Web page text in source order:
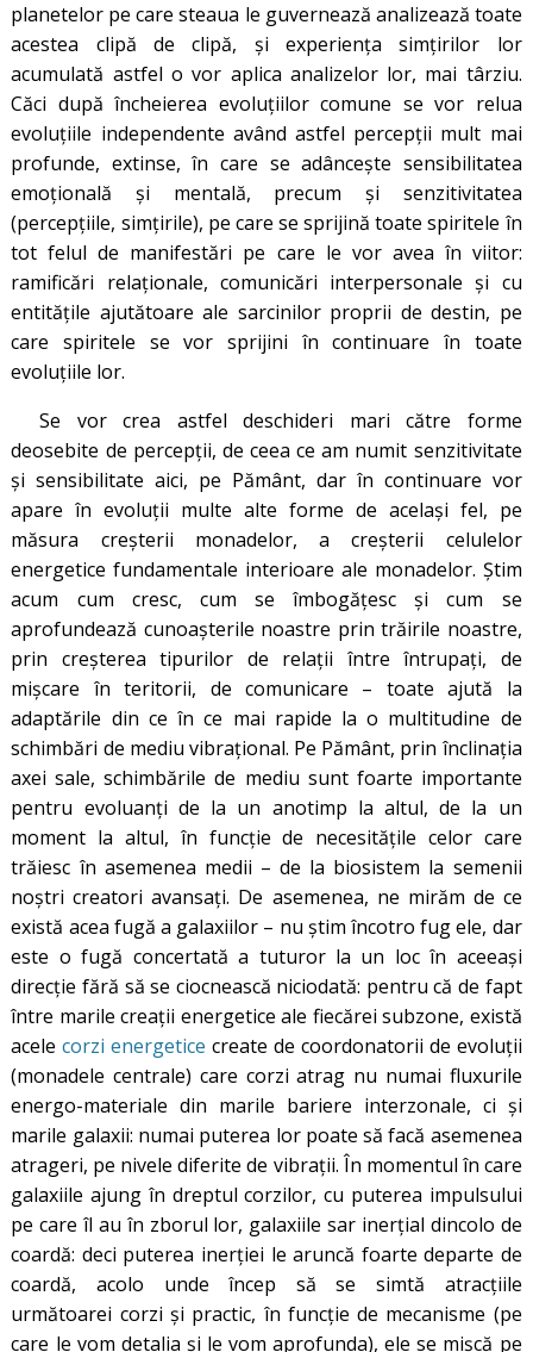
planetelor pe care steaua le guvernează analizează toate
acestea clipă de clipă, și experiența simțirilor lor
acumulată astfel o vor aplica analizelor lor, mai târziu.
Căci după încheierea evoluțiilor comune se vor relua
evoluțiile independente având astfel percepții mult mai
profunde, extinse, în care se adâncește sensibilitatea
emoțională și mentală, precum și senzitivitatea
(percepțiile, simțirile), pe care se sprijină toate spiritele în
tot felul de manifestări pe care le vor avea în viitor:
ramificări relaționale, comunicări interpersonale și cu
entitățile ajutătoare ale sarcinilor proprii de destin, pe
care spiritele se vor sprijini în continuare în toate
evoluțiile lor.
Se vor crea astfel deschideri mari către forme
deosebite de percepții, de ceea ce am numit senzitivitate
și sensibilitate aici, pe Pământ, dar în continuare vor
apare în evoluții multe alte forme de același fel, pe
măsura creșterii monadelor, a creșterii celulelor
energetice fundamentale interioare ale monadelor. Știm
acum cum cresc, cum se îmbogățesc și cum se
aprofundează cunoașterile noastre prin trăirile noastre,
prin creșterea tipurilor de relații între întrupați, de
mișcare în teritorii, de comunicare – toate ajută la
adaptările din ce în ce mai rapide la o multitudine de
schimbări de mediu vibrațional. Pe Pământ, prin înclinația
axei sale, schimbările de mediu sunt foarte importante
pentru evoluanți de la un anotimp la altul, de la un
moment la altul, în funcție de necesitățile celor care
trăiesc în asemenea medii – de la biosistem la semenii
noștri creatori avansați. De asemenea, ne mirăm de ce
există acea fugă a galaxiilor – nu știm încotro fug ele, dar
este o fugă concertată a tuturor la un loc în aceeași
direcție fără să se ciocnească niciodată: pentru că de fapt
între marile creații energetice ale fiecărei subzone, există
acelecorzi energetice create de coordonatorii de evoluții
(monadele centrale) care corzi atrag nu numai fluxurile
energo-materiale din marile bariere interzonale, ci și
marile galaxii: numai puterea lor poate să facă asemenea
atrageri, pe nivele diferite de vibrații. În momentul în care
galaxiile ajung în dreptul corzilor, cu puterea impulsului
pe care îl au în zborul lor, galaxiile sar inerțial dincolo de
coardă: deci puterea inerției le aruncă foarte departe de
coardă, acolo unde încep să se simtă atracțiile
următoarei corzi și practic, în funcție de mecanisme (pe
care le vom detalia și le vom aprofunda), ele se mișcă pe